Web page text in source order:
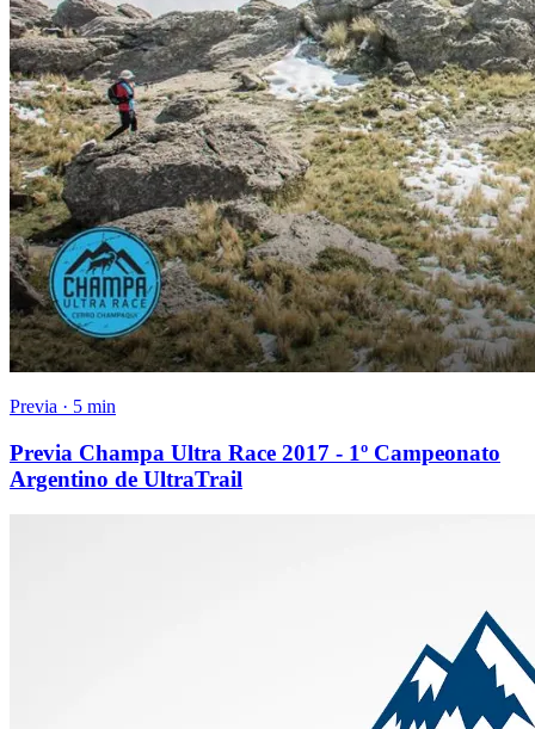
Previa · 5 min
Previa Champa Ultra Race 2017 - 1º Campeonato
Argentino de UltraTrail